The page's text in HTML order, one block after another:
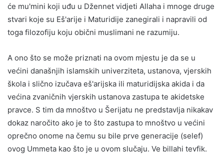
će mu'mini koji uđu u Džennet vidjeti Allaha i mnoge druge
stvari koje su Eš'arije i Maturidije zanegirali i napravili od
toga filozofiju koju obični muslimani ne razumiju.
A ono što se može priznati na ovom mjestu je da se u
većini današnjih islamskih univerziteta, ustanova, vjerskih
škola i slično izučava eš'arijska ili maturidijska akida i da
većina zvaničnih vjerskih ustanova zastupa te akidetske
pravce. S tim da mnoštvo u Šerijatu ne predstavlja nikakav
dokaz naročito ako je to što zastupa to mnoštvo u većini
oprečno onome na čemu su bile prve generacije (selef)
ovog Ummeta kao što je u ovom slučaju. Ve billahi tevfik.